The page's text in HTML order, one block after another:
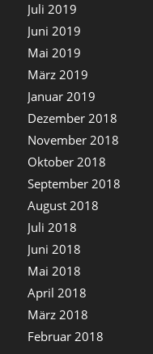
Juli 2019
Juni 2019
Mai 2019
März 2019
Januar 2019
Dezember 2018
November 2018
Oktober 2018
September 2018
August 2018
Juli 2018
Juni 2018
Mai 2018
April 2018
März 2018
Februar 2018